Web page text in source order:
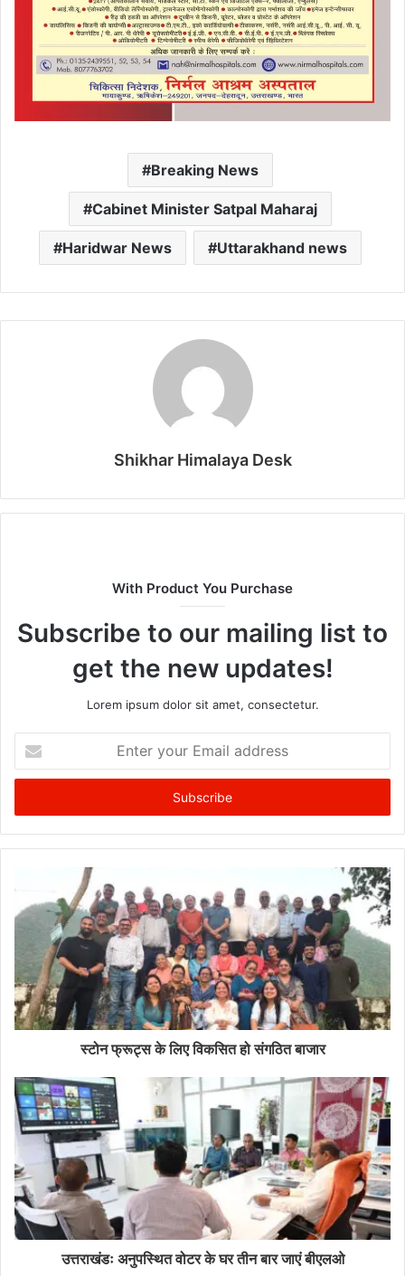
Breaking News
Cabinet Minister Satpal Maharaj
Haridwar News Uttarakhand news
Shikhar Himalaya Desk
With Product You Purchase
Subscribe to our mailing list to
get the new updates!
Lorem ipsum dolor sit amet, consectetur.
your
Email
स्टोन फ्रूट्स के लिए विकसित हो संगठित बाजार
उत्तराखंडः अनुपस्थित वोटर के घर तीन बार जाएं बीएलओ